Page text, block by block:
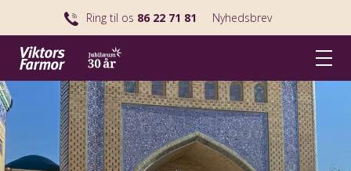
Ring til os 86 22 71 81 Nyhedsbrev